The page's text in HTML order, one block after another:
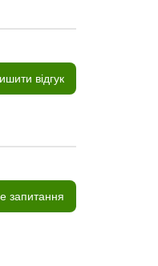
відгук
запитання